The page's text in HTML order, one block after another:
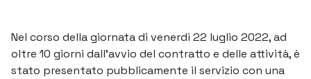
Nel corso della giornata di venerdì 22 luglio 2022, ad
oltre 10 giorni dall’avvio del contratto e delle attività, è
stato presentato pubblicamente il servizio con una